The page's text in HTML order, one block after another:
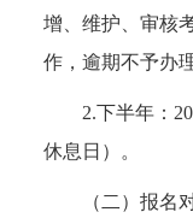
增、维护、审核
作，逾期不予办理
2.下半年：
休息日）。
（二）报名